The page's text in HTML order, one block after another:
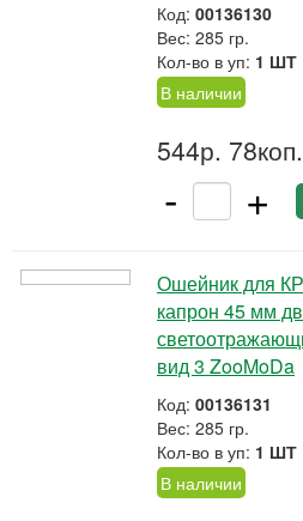
Код: 00136130
Вес: 285 гр.
Кол-во в уп: 1 ШТ
В наличии
544р. 78коп.
- +
Ошейник для
капрон 45 мм
вид 3 ZooMoDa
Код: 00136131
Вес: 285 гр.
Кол-во в уп: 1 ШТ
В наличии